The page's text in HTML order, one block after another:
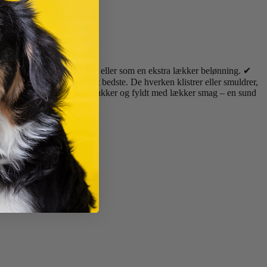
er perfekte til træning eller som en ekstra lækker belønning. ✔
for at give din hund det bedste. De hverken klistrer eller smuldrer,
De er helt uden tilsat sukker og fyldt med lækker smag – en sund